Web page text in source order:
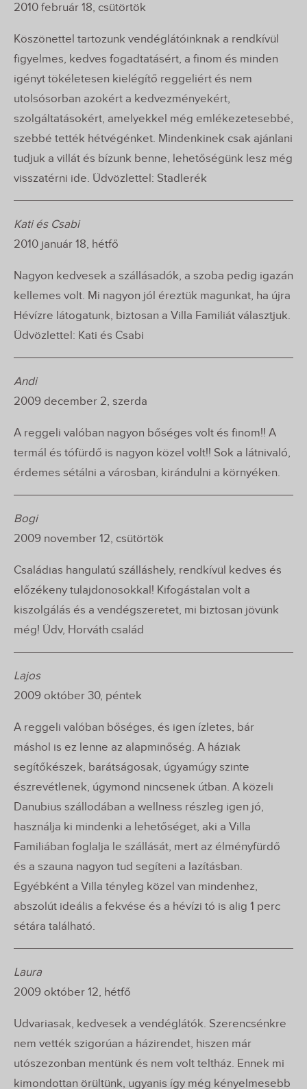
2010 február 18, csütörtök
Köszönettel tartozunk vendéglátóinknak a rendkívül
figyelmes, kedves fogadtatásért, a finom és minden
igényt tökéletesen kielégítő reggeliért és nem
utolsósorban azokért a kedvezményekért,
szolgáltatásokért, amelyekkel még emlékezetesebbé,
szebbé tették hétvégénket. Mindenkinek csak ajánlani
tudjuk a villát és bízunk benne, lehetőségünk lesz még
visszatérni ide. Üdvözlettel: Stadlerék
Kati és Csabi
2010 január 18, hétfő
Nagyon kedvesek a szállásadók, a szoba pedig igazán
kellemes volt. Mi nagyon jól éreztük magunkat, ha újra
Hévízre látogatunk, biztosan a Villa Familiát választjuk.
Üdvözlettel: Kati és Csabi
Andi
2009 december 2, szerda
A reggeli valóban nagyon bőséges volt és finom!! A
termál és tófürdő is nagyon közel volt!! Sok a látnivaló,
érdemes sétálni a városban, kirándulni a környéken.
Bogi
2009 november 12, csütörtök
Családias hangulatú szálláshely, rendkívül kedves és
előzékeny tulajdonosokkal! Kifogástalan volt a
kiszolgálás és a vendégszeretet, mi biztosan jövünk
még! Üdv, Horváth család
Lajos
2009 október 30, péntek
A reggeli valóban bőséges, és igen ízletes, bár
máshol is ez lenne az alapminőség. A háziak
segítőkészek, barátságosak, úgyamúgy szinte
észrevétlenek, úgymond nincsenek útban. A közeli
Danubius szállodában a wellness részleg igen jó,
használja ki mindenki a lehetőséget, aki a Villa
Familiában foglalja le szállását, mert az élményfürdő
és a szauna nagyon tud segíteni a lazításban.
Egyébként a Villa tényleg közel van mindenhez,
abszolút ideális a fekvése és a hévízi tó is alig 1 perc
sétára található.
Laura
2009 október 12, hétfő
Udvariasak, kedvesek a vendéglátók. Szerencsénkre
nem vették szigorúan a házirendet, hiszen már
utószezonban mentünk és nem volt teltház. Ennek mi
kimondottan örültünk, ugyanis így még kényelmesebb